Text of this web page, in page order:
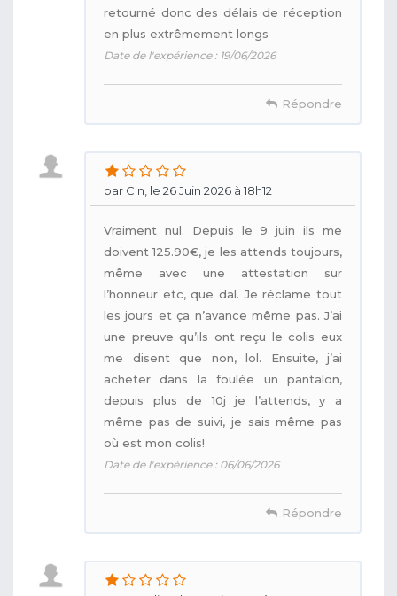
retourné donc des délais de réception
en plus extrêmement longs
Date de l'expérience : 19/06/2026
Répondre
par Cln, le 26 Juin 2026 à 18h12
Vraiment nul. Depuis le 9 juin ils me
doivent 125.90€, je les attends toujours,
même avec une attestation sur
l’honneur etc, que dal. Je réclame tout
les jours et ça n’avance même pas. J’ai
une preuve qu’ils ont reçu le colis eux
me disent que non, lol. Ensuite, j’ai
acheter dans la foulée un pantalon,
depuis plus de 10j je l’attends, y a
même pas de suivi, je sais même pas
où est mon colis!
Date de l'expérience : 06/06/2026
Répondre